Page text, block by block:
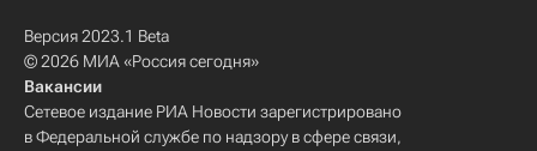
Версия 2023.1 Beta
© 2026 МИА «Россия сегодня»
Вакансии
Сетевое издание РИА Новости зарегистрировано
в Федеральной службе по надзору в сфере связи,